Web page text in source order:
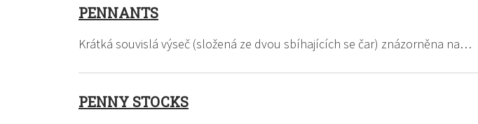
PENNANTS
Krátká souvislá výseč (složená ze dvou sbíhajících se čar) znázorněna na…
PENNY STOCKS